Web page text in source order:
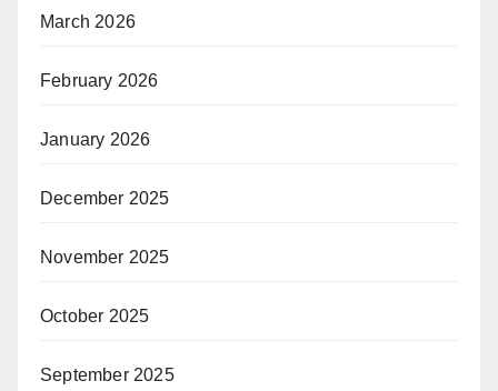
March 2026
February 2026
January 2026
December 2025
November 2025
October 2025
September 2025